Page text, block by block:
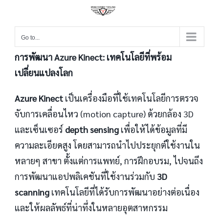
Go to...
การพัฒนา Azure Kinect: เทคโนโลยีที่พร้อม
เปลี่ยนแปลงโลก
Azure Kinectเป็นเครื่องมือที่ใช้เทคโนโลยีการตรวจ
จับการเคลื่อนไหว (motion capture) ด้วยกล้อง 3D
และเซ็นเซอร์ depth sensingเพื่อให้ได้ข้อมูลที่มี
ความละเอียดสูง โดยสามารถนำไปประยุกต์ใช้งานใน
หลายๆ สาขา ตั้งแต่การแพทย์, การฝึกอบรม, ไปจนถึง
การพัฒนาแอปพลิเคชันที่ใช้งานร่วมกับ 3D
scanningเทคโนโลยีที่ได้รับการพัฒนาอย่างต่อเนื่อง
และให้ผลลัพธ์ที่น่าทึ่งในหลายอุตสาหกรรม